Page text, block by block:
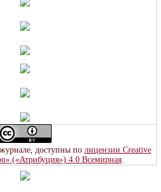
доступны по лицензии Creative
(«Атрибуция») 4.0 Всемирная.